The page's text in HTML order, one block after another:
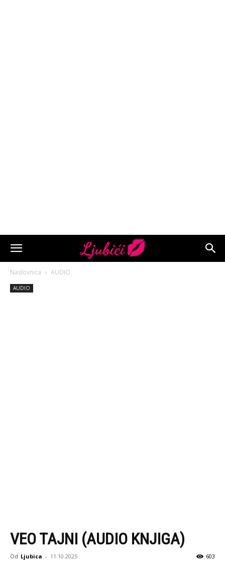
Naslovnica AUDIO
AUDIO
VEO TAJNI (AUDIO KNJIGA)
Od Ljubica - 11.10.2025 603